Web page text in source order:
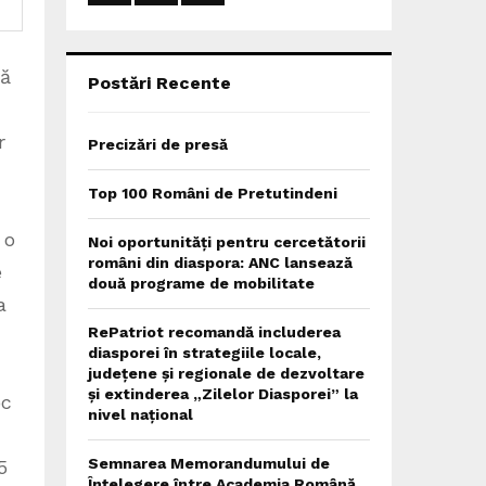
superioare nouă. ..,” Cu aceeași sinceritate și emoție , se mărturisește și doamna Luminița Moga…”
:
Postări Recente
Precizări de presă
Top 100 Români de Pretutindeni
Noi oportunități pentru cercetătorii
români din diaspora: ANC lansează
două programe de mobilitate
RePatriot recomandă includerea
diasporei în strategiile locale,
județene și regionale de dezvoltare
și extinderea „Zilelor Diasporei” la
nivel național
Semnarea Memorandumului de